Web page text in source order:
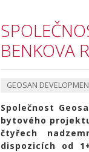
BENKOVA
GEOSAN
Společnost
bytového
čtyřech
dispozicích od